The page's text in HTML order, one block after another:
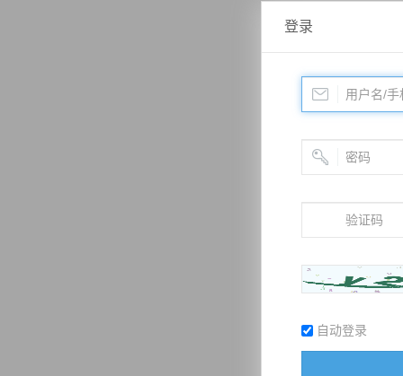
登录
自动登录